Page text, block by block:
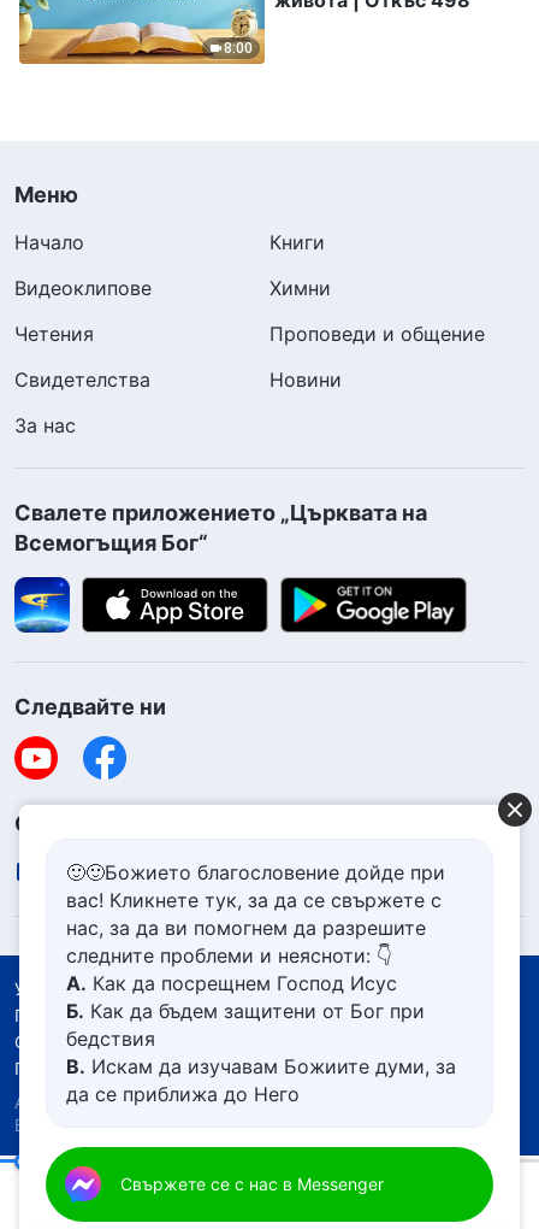
8:00
Меню
Начало
Книги
Видеоклипове
Химни
Четения
Проповеди и общение
Свидетелства
Новини
За нас
Свалете приложението „Църквата на
Всемогъщия Бог“
Следвайте ни
Свържете се с нас
contact.bg@godfootsteps.org
Условия за ползване
Политика за поверителност
Със съдействието на
Политика за бисквитките
Авторско право © 2026 Църквата на Всемогъщия
Бог.
🙂🙂Божието благословение дойде при
вас! Кликнете тук, за да се свържете с
нас, за да ви помогнем да разрешите
следните проблеми и неясноти: 👇
А. Как да посрещнем Господ Исус
Б. Как да бъдем защитени от Бог при
бедствия
В. Искам да изучавам Божиите думи, за
да се приближа до Него
живот
Д.Имам молба за молитва
Свържете се с нас в Messenger